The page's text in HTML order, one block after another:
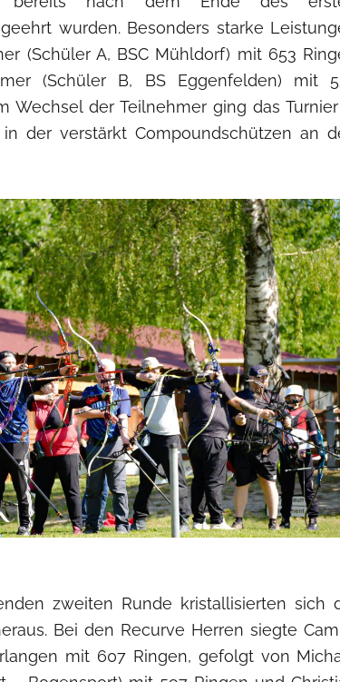
wurden. Besonders starke
(Schüler A, BSC Mühldorf) mit 653
(Schüler B, BS Eggenfelden) mit
Wechsel der Teilnehmer ging das
der verstärkt Compoundschützen an
zweiten Runde kristallisierten sich
Bei den Recurve Herren siegte
mit 607 Ringen, gefolgt von